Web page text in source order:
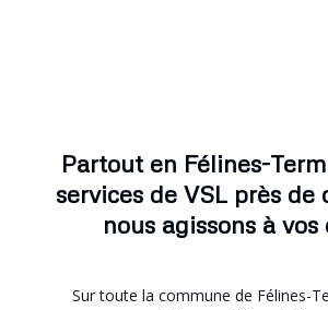
Partout en Félines-
services de VSL près de
nous agissons à vos
Sur toute la commune de Félines-